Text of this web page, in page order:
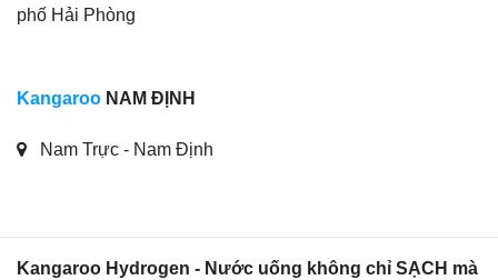
phố Hải Phòng
Kangaroo NAM ĐỊNH
Nam Trực - Nam Định
Kangaroo Hydrogen - Nước uống không chỉ SẠCH mà